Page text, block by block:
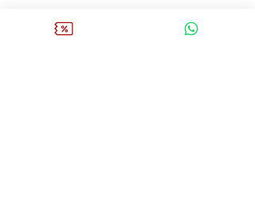
20% dcto. 1ra compra (solo x agosto)